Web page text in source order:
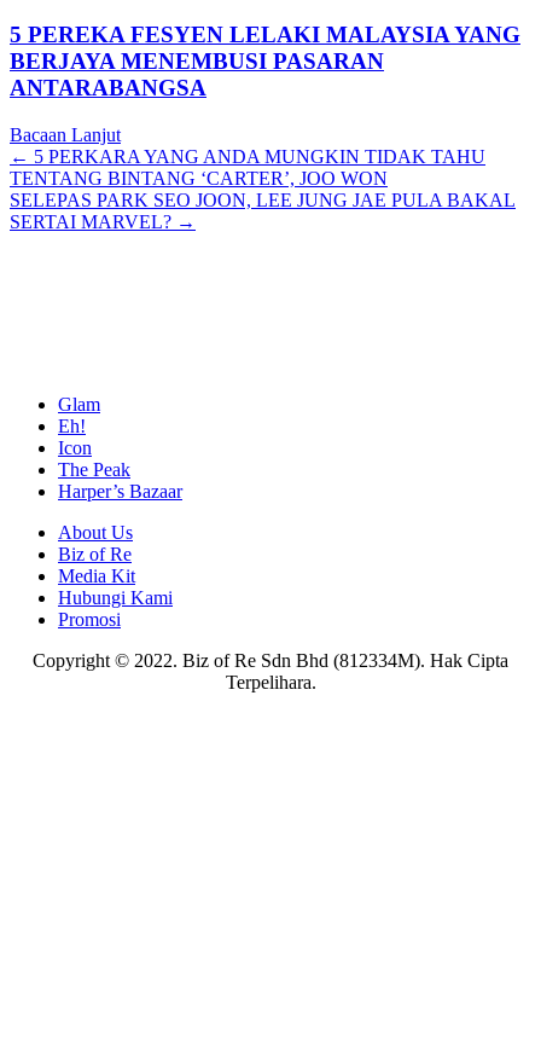
5 PEREKA FESYEN LELAKI MALAYSIA YANG
BERJAYA MENEMBUSI PASARAN
ANTARABANGSA
Bacaan Lanjut
Posts
navigation
← 5 PERKARA YANG ANDA MUNGKIN TIDAK TAHU
TENTANG BINTANG ‘CARTER’, JOO WON
SELEPAS PARK SEO JOON, LEE JUNG JAE PULA BAKAL
SERTAI MARVEL? →
Glam
Eh!
Icon
The Peak
Harper’s Bazaar
About Us
Biz of Re
Media Kit
Hubungi Kami
Promosi
Copyright © 2022. Biz of Re Sdn Bhd (812334M). Hak Cipta
Terpelihara.